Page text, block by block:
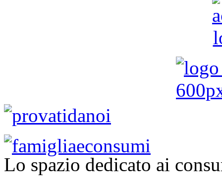
Lo spazio dedicato ai